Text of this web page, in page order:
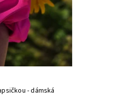
- dámská